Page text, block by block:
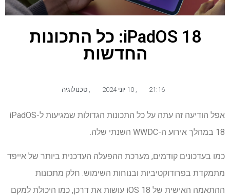
iPadOS 18: כל התכונות
החדשות
21:16 10 יוני 2024 טכנולוגיה
אפל הודיעה זה עתה על כל התכונות הגדולות שמגיעות ל-iPadOS
18 במהלך אירוע ה-WWDC השנתי שלה.
כמו בעדכונים קודמים, מערכת ההפעלה העדכנית ביותר של אייפד
מתמקדת בפרודוקטיביות ובנוחות השימוש. חלק מתכונות
ההתאמה האישית של iOS 18 עושות את דרכן, כמו היכולת למקם